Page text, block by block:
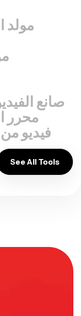
مولد
صانع
محرر
فيديو من PDF بالذكاء الاصطناعي
See All Tools